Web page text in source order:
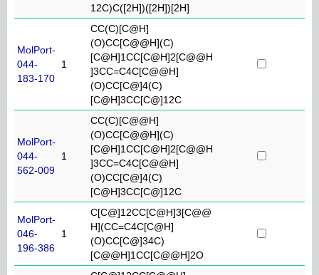
12C)C([2H])([2H])[2H]
MolPort-
044-
183-170
1
CC(C)[C@H]
(O)CC[C@@H](C)
[C@H]1CC[C@H]2[C@@H
]3CC=C4C[C@@H]
(O)CC[C@]4(C)
[C@H]3CC[C@]12C
MolPort-
044-
562-009
1
CC(C)[C@@H]
(O)CC[C@@H](C)
[C@H]1CC[C@H]2[C@@H
]3CC=C4C[C@@H]
(O)CC[C@]4(C)
[C@H]3CC[C@]12C
MolPort-
046-
196-386
1
C[C@]12CC[C@H]3[C@@
H](CC=C4C[C@H]
(O)CC[C@]34C)
[C@@H]1CC[C@@H]2O